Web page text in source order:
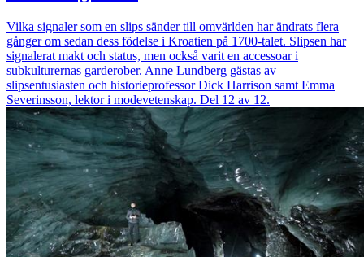
Vilka signaler som en slips sänder till omvärlden har ändrats flera
gånger om sedan dess födelse i Kroatien på 1700-talet. Slipsen har
signalerat makt och status, men också varit en accessoar i
subkulturernas garderober. Anne Lundberg gästas av
slipsentusiasten och historieprofessor Dick Harrison samt Emma
Severinsson, lektor i modevetenskap. Del 12 av 12.